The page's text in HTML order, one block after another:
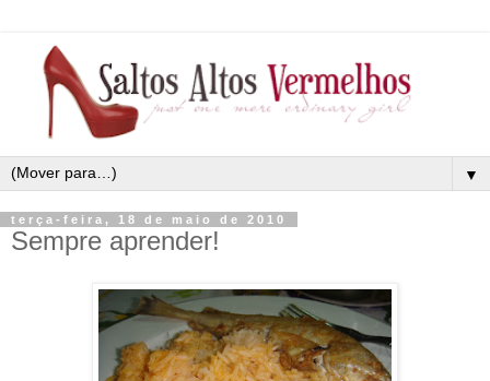
▼
terça-feira, 18 de maio de 2010
Sempre aprender!